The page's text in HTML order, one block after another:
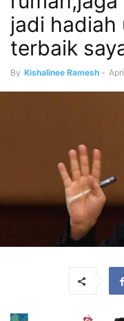
jadi hadiah
terbaik
By Kishalinee Ramesh -